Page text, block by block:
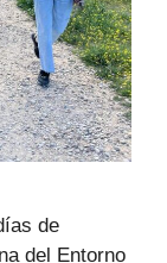
de
del Entorno